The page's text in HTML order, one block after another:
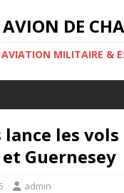
AVION DE
AVIATION MILITAIRE &
lance les
et Guernesey
admin